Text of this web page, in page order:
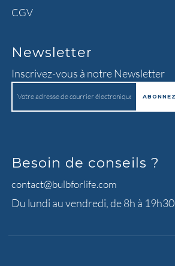
CGV
Newsletter
Inscrivez-vous à notre Newsletter
Besoin de conseils ?
contact@bulbforlife.com
Du lundi au vendredi, de 8h à 19h30